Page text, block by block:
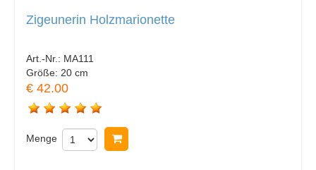
Zigeunerin Holzmarionette
Art.-Nr.: MA111
Größe: 20 cm
€ 42.00
Menge